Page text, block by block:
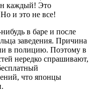
каждый! Это
и это не все!
в баре и после
заведения. Причина
в полицию. Поэтому в
нередко спрашивают,
что японцы